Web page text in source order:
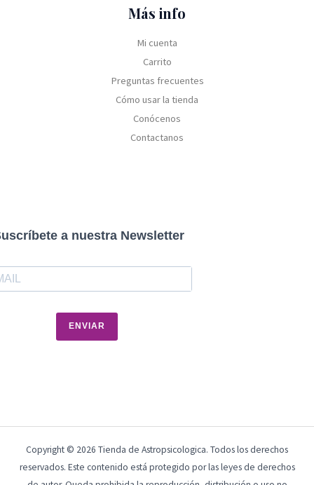
Más info
Mi cuenta
Carrito
Preguntas frecuentes
Cómo usar la tienda
Conócenos
Contactanos
a nuestra Newsletter
ENVIAR
Copyright © 2026 Tienda de Astropsicologica. Todos los derechos
reservados. Este contenido está protegido por las leyes de derechos